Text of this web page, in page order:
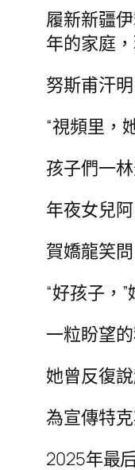
履新新疆
年的家庭
努斯甫汗
“視頻里，
孩子們一
年夜女兒
賀嬌龍笑
“好孩子，
一粒盼望
她曾反復
為宣傳特
2025年最